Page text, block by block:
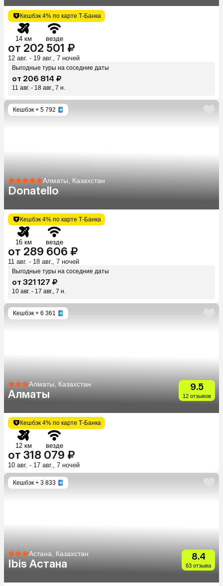
Кешбэк 4% по карте Т-Банка
14 км везде
от 202 501 ₽
12 авг. - 19 авг., 7 ночей
Выгодные туры на соседние даты
от 206 814 ₽
11 авг. - 18 авг., 7 н.
Кешбэк + 5 792
Алматы, Казахстан
Donatello
Кешбэк 4% по карте Т-Банка
16 км везде
от 289 606 ₽
11 авг. - 18 авг., 7 ночей
Выгодные туры на соседние даты
от 321 127 ₽
10 авг. - 17 авг., 7 н.
Кешбэк + 6 361
Алматы, Казахстан
Алматы
9.5
12 отзывов
Кешбэк 4% по карте Т-Банка
12 км везде
от 318 079 ₽
10 авг. - 17 авг., 7 ночей
Кешбэк + 3 833
Астана, Казахстан
Ibis Астана
8.4
63 отзыва